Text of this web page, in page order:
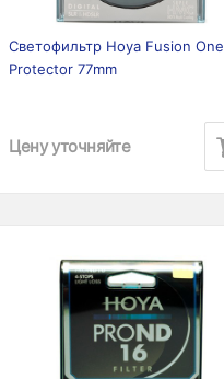
Светофильтр Hoya Fusion One
Protector 77mm
Цену уточняйте
Previous